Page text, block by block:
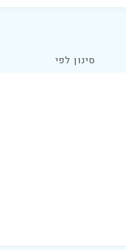
סינון לפי